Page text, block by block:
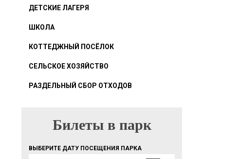
ДЕТСКИЕ ЛАГЕРЯ
ШКОЛА
КОТТЕДЖНЫЙ ПОСЁЛОК
СЕЛЬСКОЕ ХОЗЯЙСТВО
РАЗДЕЛЬНЫЙ СБОР ОТХОДОВ
БИЛЕТЫ В ПАРК
Билеты в парк
ВЫБЕРИТЕ ДАТУ ПОСЕЩЕНИЯ ПАРКА